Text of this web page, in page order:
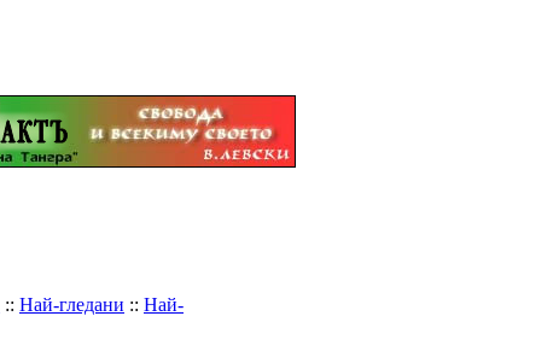
:: Най-гледани :: Най-